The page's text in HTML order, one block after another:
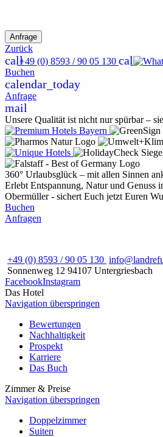
Zurück
call+49 (0) 8593 / 90 05 130 call
Buchen
calendar_today
Anfrage
mail
Unsere Qualität ist nicht nur spürbar –
360° Urlaubsglück – mit allen Sinnen
Erlebt Entspannung, Natur und Genuss
Obermüller - sichert Euch jetzt Euren
Buchen
Anfragen
+49 (0) 8593 / 90 05 130
Sonnenweg 12 94107 Untergriesbach
FacebookInstagram
Das Hotel
Navigation überspringen
Bewertungen
Nachhaltigkeit
Prospekt
Karriere
Das Buch
Zimmer & Preise
Navigation überspringen
Doppelzimmer
Suiten